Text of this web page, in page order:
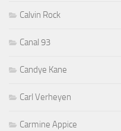
Calvin Rock
Canal 93
Candye Kane
Carl Verheyen
Carmine Appice